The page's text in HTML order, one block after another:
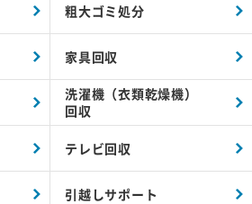
粗大ゴミ処分
家具回収
洗濯機（衣類乾燥機）
回収
テレビ回収
引越しサポート